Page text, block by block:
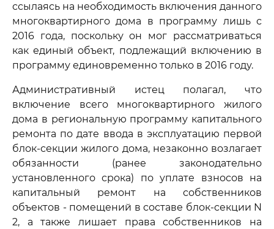
ссылаясь на необходимость включения данного
многоквартирного дома в программу лишь с
2016 года, поскольку он мог рассматриваться
как единый объект, подлежащий включению в
программу единовременно только в 2016 году.
Административный истец полагал, что
включение всего многоквартирного жилого
дома в региональную программу капитального
ремонта по дате ввода в эксплуатацию первой
блок-секции жилого дома, незаконно возлагает
обязанности (ранее законодательно
установленного срока) по уплате взносов на
капитальный ремонт на собственников
объектов - помещений в составе блок-секции N
2, а также лишает права собственников на